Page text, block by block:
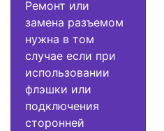
Ремонт или
замена разъемом
нужна в том
случае если при
использовании
флэшки или
подключения
сторонней